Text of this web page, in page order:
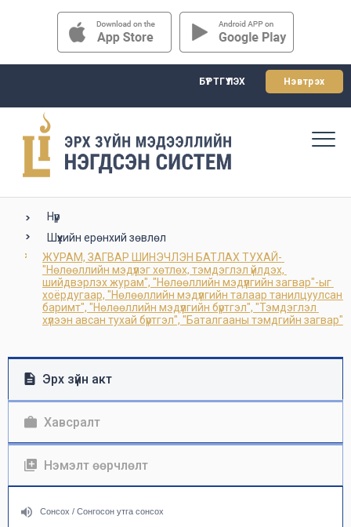
БҮРТГҮҮЛЭХ Нэвтрэх
Нүүр
Шүүхийн ерөнхий зөвлөл
ЖУРАМ, ЗАГВАР ШИНЭЧЛЭН БАТЛАХ ТУХАЙ-
"Нөлөөллийн мэдүүлэг хөтлөх, тэмдэглэл үйлдэх,
шийдвэрлэх журам", "Нөлөөллийн мэдүүлгийн загвар"-ыг
хоёрдугаар, "Нөлөөллийн мэдүүлгийн талаар танилцуулсан
баримт", "Нөлөөллийн мэдүүлгийн бүртгэл", "Тэмдэглэл
хүлээн авсан тухай бүртгэл", "Баталгааны тэмдгийн загвар"
Эрх зүйн акт
Хавсралт
Нэмэлт өөрчлөлт
Сонсох / Сонгосон утга сонсох